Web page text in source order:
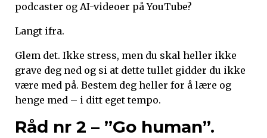
podcaster og AI-videoer på YouTube?
Langt ifra.
Glem det. Ikke stress, men du skal heller ikke
grave deg ned og si at dette tullet gidder du ikke
være med på. Bestem deg heller for å lære og
henge med – i ditt eget tempo.
Råd nr 2 – ”Go human”.